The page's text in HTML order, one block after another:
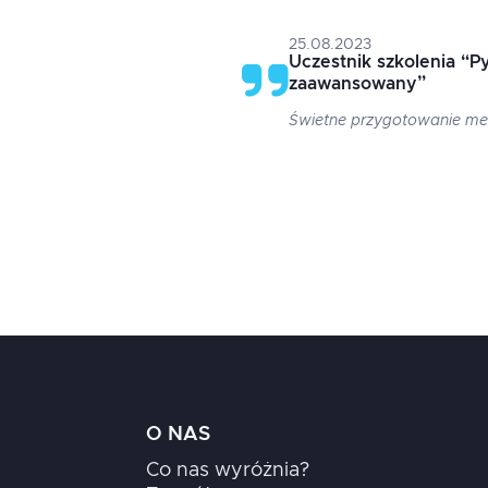
25.08.2023
Uczestnik szkolenia “
zaawansowany”
Świetne przygotowanie
O NAS
Co nas wyróżnia?